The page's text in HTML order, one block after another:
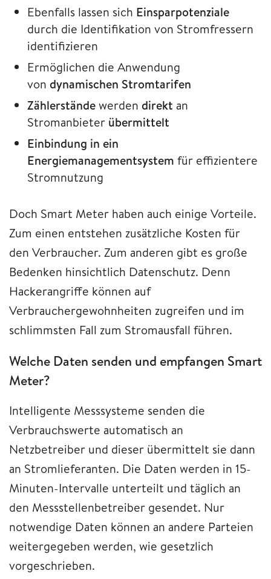
Ebenfalls lassen sich Einsparpotenziale
durch die Identifikation von Stromfressern
identifizieren
Ermöglichen die Anwendung
von dynamischen Stromtarifen
Zählerständewerden direkt an
Stromanbieter übermittelt
Einbindung in ein
Energiemanagementsystem für effizientere
Stromnutzung
Doch Smart Meter haben auch einige Vorteile.
Zum einen entstehen zusätzliche Kosten für
den Verbraucher. Zum anderen gibt es große
Bedenken hinsichtlich Datenschutz. Denn
Hackerangriffe können auf
Verbrauchergewohnheiten zugreifen und im
schlimmsten Fall zum Stromausfall führen.
Welche Daten senden und empfangen Smart
Meter?
Intelligente Messsysteme senden die
Verbrauchswerte automatisch an
Netzbetreiber und dieser übermittelt sie dann
an Stromlieferanten. Die Daten werden in 15-
Minuten-Intervalle unterteilt und täglich an
den Messstellenbetreiber gesendet. Nur
notwendige Daten können an andere Parteien
weitergegeben werden, wie gesetzlich
vorgeschrieben.